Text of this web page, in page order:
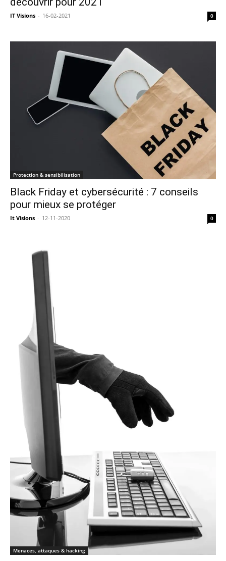
IT Visions - 16-02-2021 0
Protection & sensibilisation
Black Friday et cybersécurité : 7 conseils
pour mieux se protéger
It Visions - 12-11-2020 0
Menaces, attaques & hacking